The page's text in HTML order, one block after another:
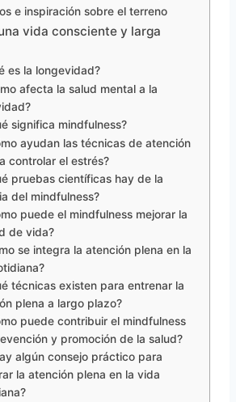
e inspiración sobre el terreno
vida consciente y larga
es la longevidad?
afecta la salud mental a la
significa mindfulness?
ayudan las técnicas de atención
controlar el estrés?
pruebas científicas hay de la
del mindfulness?
puede el mindfulness mejorar la
de vida?
se integra la atención plena en la
técnicas existen para entrenar la
plena a largo plazo?
puede contribuir el mindfulness
y promoción de la salud?
algún consejo práctico para
la atención plena en la vida